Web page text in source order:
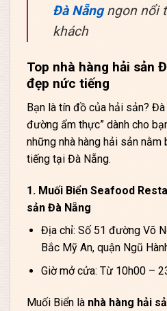
Đà Nẵng ngon nổi
khách
Top nhà hàng hải sản
đẹp nức tiếng
Bạn là tín đồ của hải sản? Đà
đường ẩm thực” dành cho
những nhà hàng hải sản nằm
tiếng tại Đà Nẵng.
1. Muối Biển Seafood
sản Đà Nẵng
Địa chỉ: Số 51 đường Võ
Bắc Mỹ An, quận Ngũ
Giờ mở cửa: Từ 10h00 –
Muối Biển là nhà hàng hải